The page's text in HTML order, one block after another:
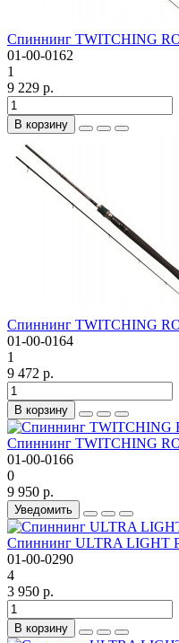
Спиннинг TWITCHING
01-00-0162
1
9 229 р.
В корзину
Спиннинг TWITCHING
01-00-0164
1
9 472 р.
В корзину
Спиннинг TWITCHING
01-00-0166
0
9 950 р.
Уведомить
Спиннинг ULTRA LIGHT
01-00-0290
4
3 950 р.
В корзину